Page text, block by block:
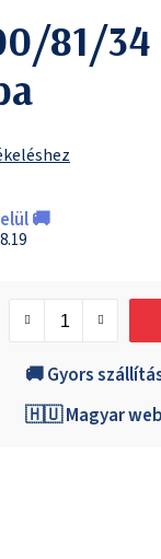
81/34
🚚
🚚 Gyors
🇭🇺 Magyar